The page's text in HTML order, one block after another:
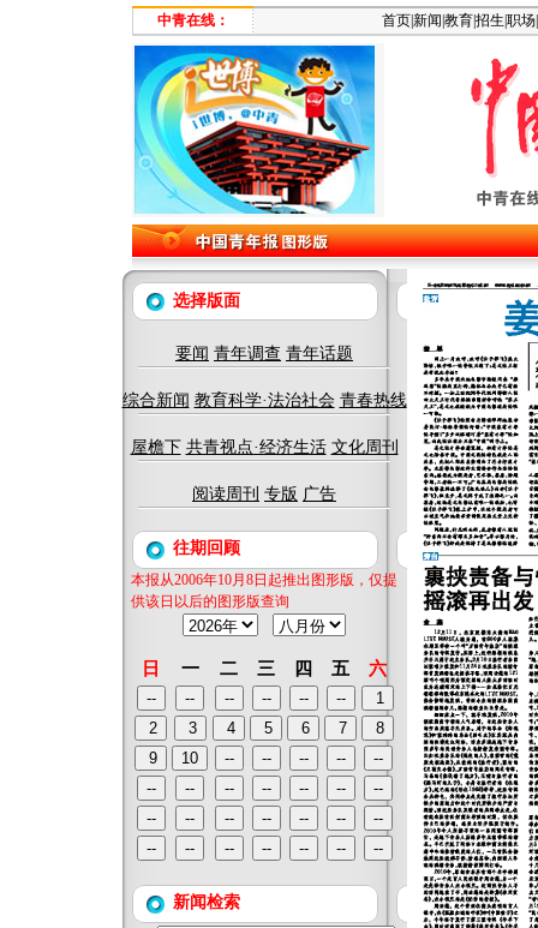
中青在线： 首页新闻 教育招生 职场
选择版面
要闻 青年调查 青年话题
综合新闻 教育科学·法治社会 青春热线
屋檐下 共青视点·经济生活 文化周刊
阅读周刊 专版 广告
往期回顾
本报从2006年10月8日起推出图形版，仅提
供该日以后的图形版查询
日 一 二 三 四 五 六
新闻检索